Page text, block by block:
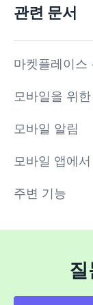
관련 문서
마켓플레이스
모바일을 위
모바일 알림
모바일 앱에
주변 기능